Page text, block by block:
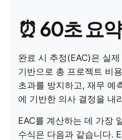
⏰60초 요약
완료 시 추정(EAC)은 실
기반으로 총 프로젝트 비
초과를 방지하고, 재무 예
에 기반한 의사 결정을 내
EAC를 계산하는 데 가장
수식은 다음과 같습니다.